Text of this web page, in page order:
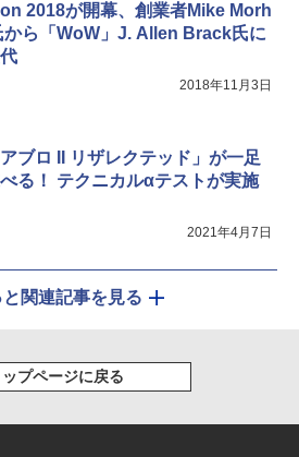
2018が開幕、創業者Mike Morh
から「WoW」J. Allen Brack氏に
2018年11月3日
アブロ II リザレクテッド」が一足
る！ テクニカルαテストが実施
2021年4月7日
と関連記事を見る
ップページに戻る